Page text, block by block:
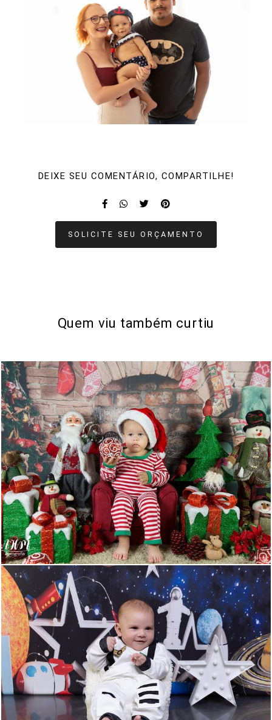
DEIXE SEU COMENTÁRIO, COMPARTILHE!
SOLICITE SEU ORÇAMENTO
Quem viu também curtiu
709 0
108 0